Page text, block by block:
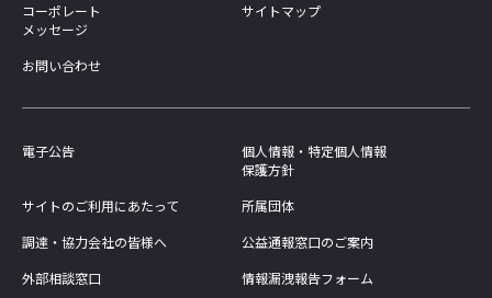
コーポレート
メッセージ
サイトマップ
お問い合わせ
電子公告
個人情報・特定個人情報
保護方針
サイトのご利用にあたって
所属団体
調達・協力会社の皆様へ
公益通報窓口のご案内
外部相談窓口
情報漏洩報告フォーム